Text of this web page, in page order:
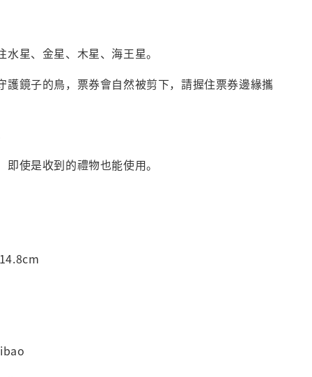
星、金星、木星、海王星。
鏡子的鳥，票券會自然被剪下，請握住票券邊緣攜
使是收到的禮物也能使用。